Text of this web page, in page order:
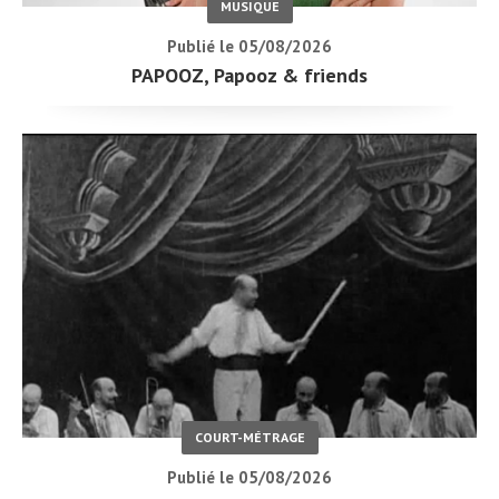
MUSIQUE
Publié le 05/08/2026
PAPOOZ, Papooz & friends
COURT-MÉTRAGE
Publié le 05/08/2026